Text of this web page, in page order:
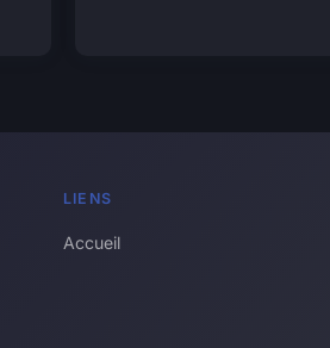
LIENS
Accueil